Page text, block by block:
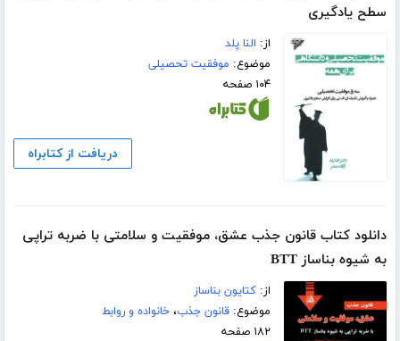
سطح یادگیری
از: النا پلد
موضوع: موفقیت تحصیلی
۱۰۴ صفحه
دریافت از کتابراه
دانلود کتاب قانون جذب عشق، موفقیت و سلامتی با ضربه تراپی
به شیوه بناساز BTT
از:کتایون بناساز
موضوع:قانون جذب،خانواده و روابط
۱۸۲ صفحه